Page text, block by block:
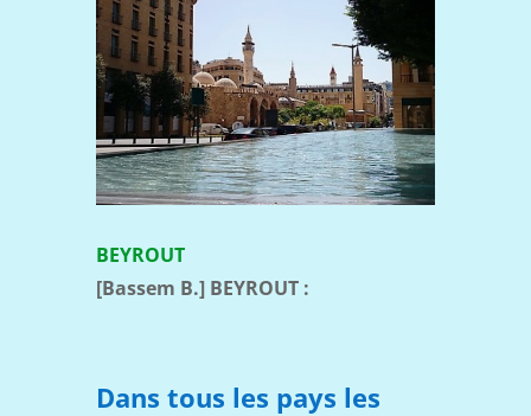
BEYROUT
[Bassem B.] BEYROUT :
Dans tous les pays les